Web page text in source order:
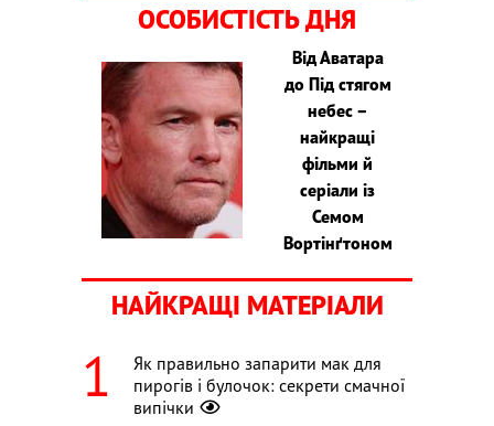
ОСОБИСТІСТЬ ДНЯ
Від Аватара
до Під стягом
небес –
найкращі
фільми й
серіали із
Семом
Вортінґтоном
НАЙКРАЩІ МАТЕРІАЛИ
Як правильно запарити мак для
пирогів і булочок: секрети смачної
випічки